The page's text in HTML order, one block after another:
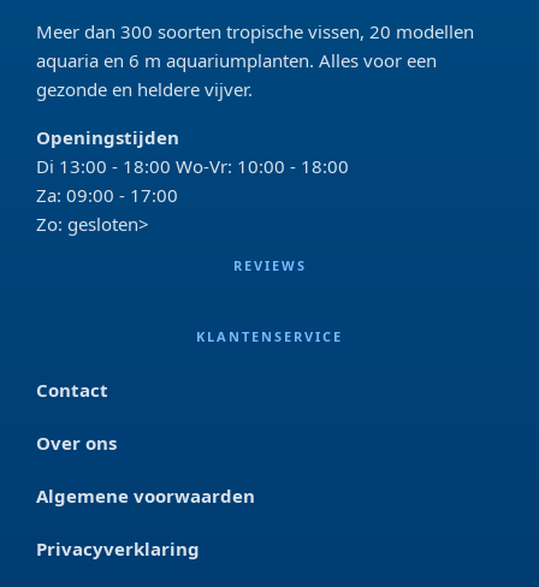
Meer dan 300 soorten tropische vissen, 20 modellen
aquaria en 6 m aquariumplanten. Alles voor een
gezonde en heldere vijver.
Openingstijden
Di 13:00 - 18:00 Wo-Vr: 10:00 - 18:00
Za: 09:00 - 17:00
Zo: gesloten>
REVIEWS
KLANTENSERVICE
Contact
Over ons
Algemene voorwaarden
Privacyverklaring